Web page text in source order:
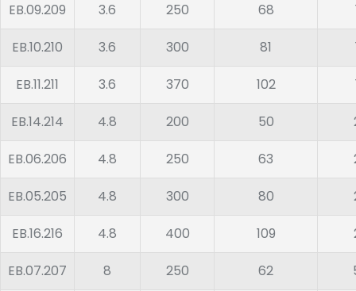
EB.09.209 3.6 250 68
EB.10.210 3.6 300 81
EB.11.211 3.6 370 102
EB.14.214 4.8 200 50
EB.06.206 4.8 250 63
EB.05.205 4.8 300 80
EB.16.216 4.8 400 109
EB.07.207 8 250 62